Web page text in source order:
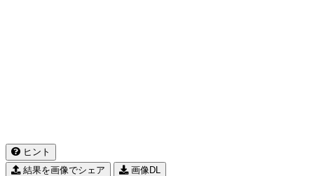
ヒント
結果を画像でシェア
画像DL